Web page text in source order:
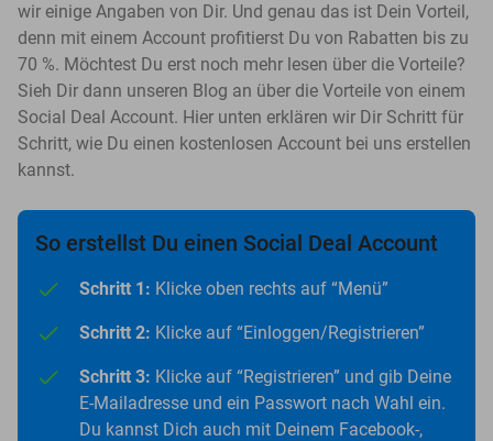
wir einige Angaben von Dir. Und genau das ist Dein Vorteil,
denn mit einem Account profitierst Du von Rabatten bis zu
70 %. Möchtest Du erst noch mehr lesen über die Vorteile?
Sieh Dir dann unseren Blog an über die Vorteile von einem
Social Deal Account. Hier unten erklären wir Dir Schritt für
Schritt, wie Du einen kostenlosen Account bei uns erstellen
kannst.
So erstellst Du einen Social Deal Account
Schritt 1: Klicke oben rechts auf “Menü”
Schritt 2: Klicke auf “Einloggen/Registrieren”
Schritt 3: Klicke auf “Registrieren” und gib Deine
E-Mailadresse und ein Passwort nach Wahl ein.
Du kannst Dich auch mit Deinem Facebook-,